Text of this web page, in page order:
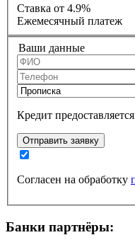
Ставка
от 4.9%
Ежемесячный платеж
Ваши данные
Кредит
Отправить заявку
Согласен на обработку
Банки партнёры: